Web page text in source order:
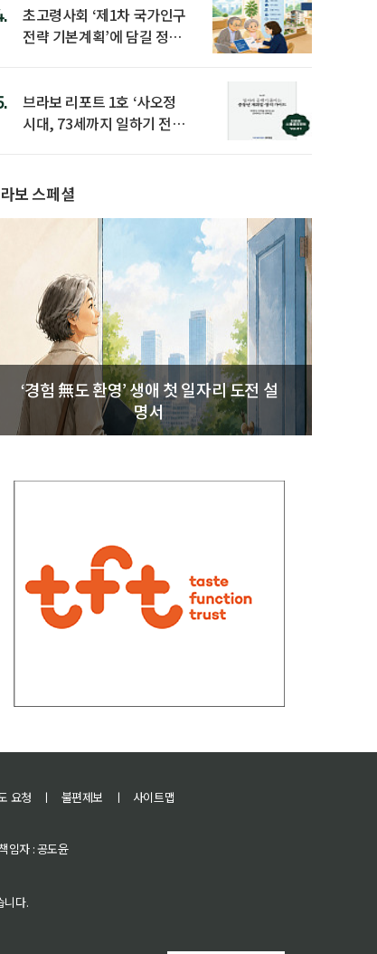
초고령사회 ‘제1차 국가인구
전략 기본계획’에 담길 정책
브라보 리포트 1호 ‘사오정
시대, 73세까지 일하기 전략’
보 스페셜
‘경험 無도 환영’ 생애 첫 일자리 도전 설
명서
요청 ㅣ 불편제보 ㅣ
사이트맵
임자 : 공도윤
니다.